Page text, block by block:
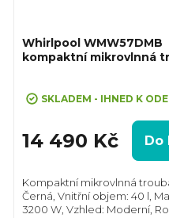
Whirlpool WMW57DMB
kompaktní mikrovlnná
hodnocení
je
5,0
5
hvězdiček.
SKLADEM - IHNED K
14 490 Kč Do
Kompaktní mikrovlnná trouba,
Černá, Vnitřní objem: 40 l,
3200 W, Vzhled: Moderní, Rozměry